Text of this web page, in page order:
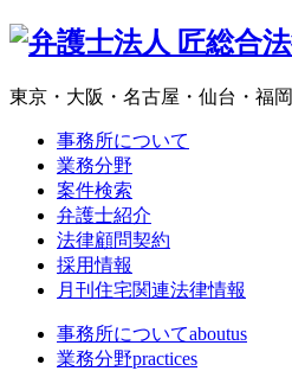
東京・大阪・名古屋・仙台・福岡
事務所について
業務分野
案件検索
弁護士紹介
法律顧問契約
採用情報
月刊住宅関連法律情報
事務所についてaboutus
業務分野practices